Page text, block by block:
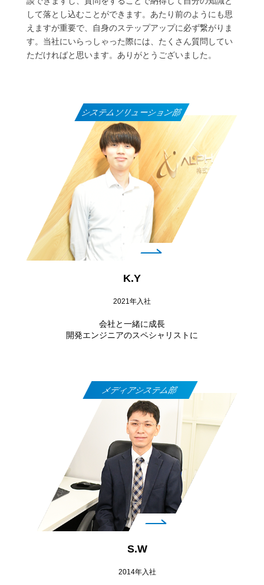
して落とし込むことができます。あたり前のようにも思
えますが重要で、自身のステップアップに必ず繋がりま
す。当社にいらっしゃった際には、たくさん質問してい
ただければと思います。ありがとうございました。
K.Y
2021年入社
会社と一緒に成長
開発エンジニアのスペシャリストに
システムソリューション部
S.W
2014年入社
メディアシステム部